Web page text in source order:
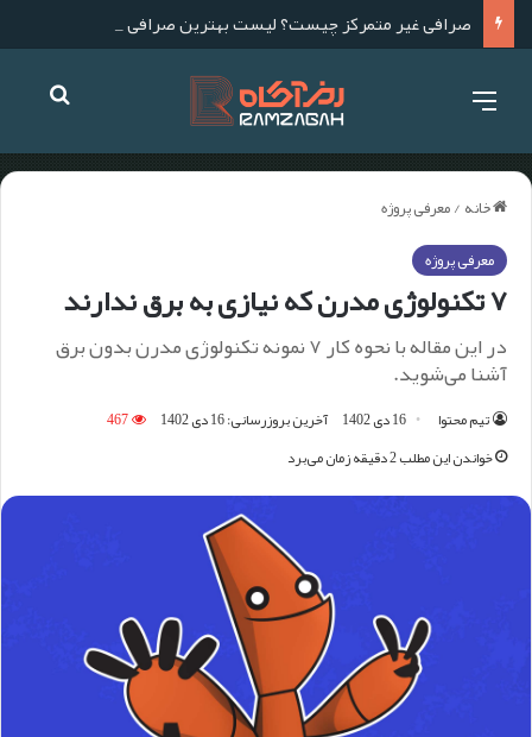
خانه/معرفی پروژه
معرفی پروژه
۷ تکنولوژی مدرن که نیازی به برق ندارند
در این مقاله با نحوه کار ۷ نمونه تکنولوژی مدرن بدون برق
آشنا می‌شوید.
تیم محتوا 16 دی 1402 آخرین بروزرسانی: 16 دی 1402
467
خواندن این مطلب 2 دقیقه زمان می‌برد